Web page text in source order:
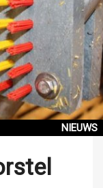
NIEUWS